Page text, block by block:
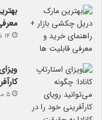
۱۴ شهریور ۱۴۰۲
۵ مرداد ۱۴۰۲